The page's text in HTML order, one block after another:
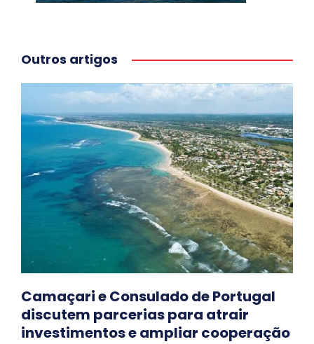
Outros artigos
Camaçari e Consulado de Portugal
discutem parcerias para atrair
investimentos e ampliar cooperação